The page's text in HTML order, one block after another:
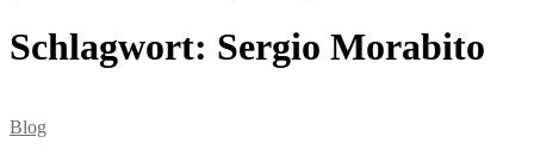
nach:
Schlagwort: Sergio Morabito
Blog